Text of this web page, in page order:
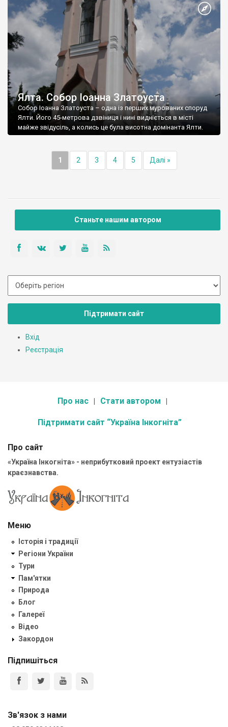
Ялта. Собор Іоанна Златоуста
Собор Іоанна Златоуста – одна із перших мурованих споруд
Ялти. Його 45-метрова дзвіниця і нині видніється в місті
майже звідусіль, а колись це була висотна домінанта Ялти.
1 2 3 4 5 Далі »
Станьте нашим автором
Підтримати сайт
Вхід
Реєстрація
Про нас Стати автором
Підтримати сайт “Україна Інкогніта”
Про сайт
«Україна Інкогніта» - неприбутковий проект ентузіастів
краєзнавства.
Меню
Історія і традиції
Регіони України
Тури
Пам'ятки
Природа
Блог
Галереї
Відео
Закордон
Підпишіться
Зв'язок з нами